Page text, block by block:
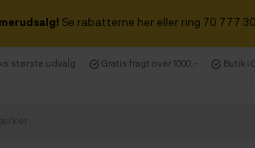
Se rabatterne her eller ring 70 777
største udvalg Gratis fragt over 1000,- Butik i